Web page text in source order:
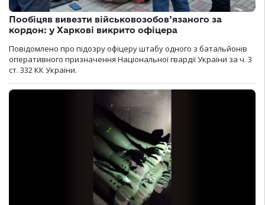
Пообіцяв вивезти військовозобов’язаного за
кордон: у Харкові викрито офіцера
Повідомлено про підозру офіцеру штабу одного з батальйонів
оперативного призначення Національної гвардії України за ч. 3
ст. 332 КК України.